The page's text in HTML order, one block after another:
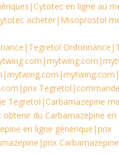
en ligne au
acheter|Misoprostol
Tegretol|Carbamazepine
du Carbamazepine en
en ligne générique|prix